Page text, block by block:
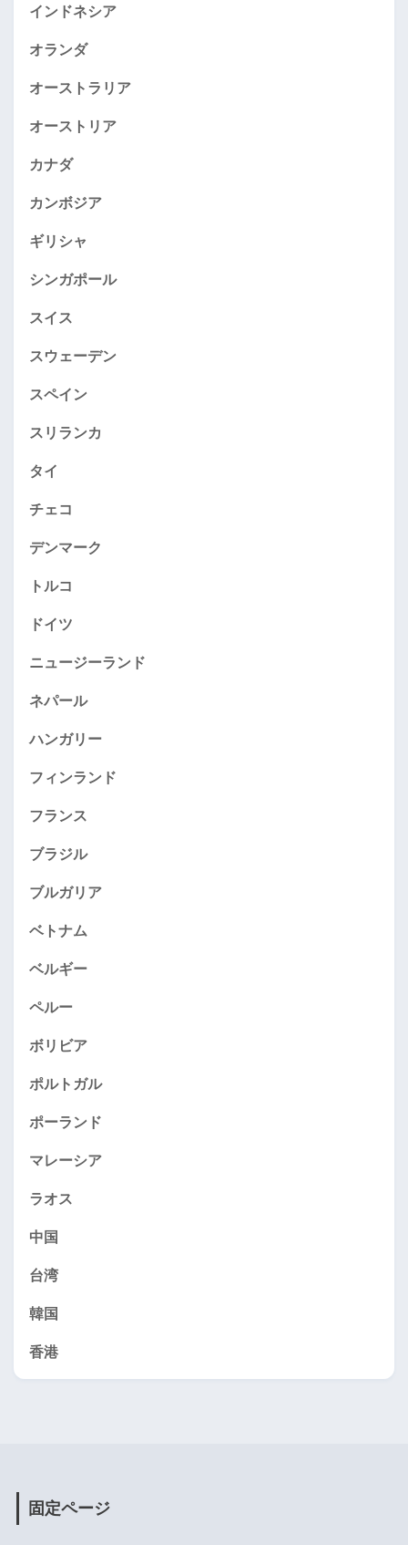
インドネシア
オランダ
オーストラリア
オーストリア
カナダ
カンボジア
ギリシャ
シンガポール
スイス
スウェーデン
スペイン
スリランカ
タイ
チェコ
デンマーク
トルコ
ドイツ
ニュージーランド
ネパール
ハンガリー
フィンランド
フランス
ブラジル
ブルガリア
ベトナム
ベルギー
ペルー
ボリビア
ポルトガル
ポーランド
マレーシア
ラオス
中国
台湾
韓国
香港
固定ページ